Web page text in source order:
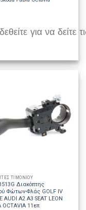
για να δείτε
ΤΙΜΟΝΙΟΥ
Διακόπτης
Φώτων-Φλάς GOLF IV
AUDI A2 A3 SEAT LEON
OCTAVIA 11επ